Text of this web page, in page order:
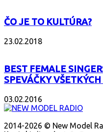
ČO JE TO KULTÚRA?
23.02.2018
BEST FEMALE
SPEVÁČKY VŠETKÝCH
03.02.2016
2014-2026 © New Model